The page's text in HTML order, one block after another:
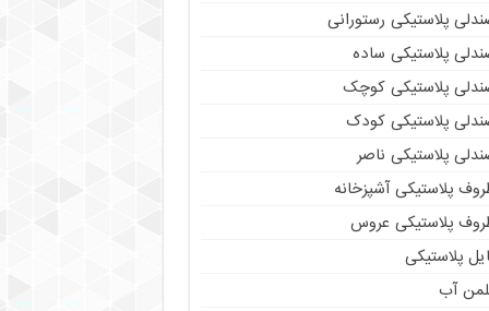
پلاستیکی رستورانی
پلاستیکی ساده
پلاستیکی کوچک
پلاستیکی کودک
پلاستیکی ناصر
پلاستیکی آشپزخانه
پلاستیکی عروس
پلاستیکی
آب